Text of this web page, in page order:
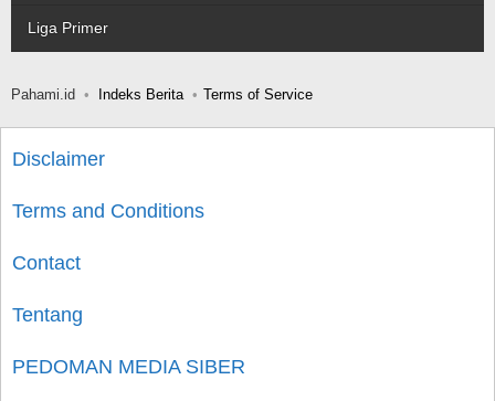
Liga Primer
Pahami.id Indeks Berita Terms of Service
Disclaimer
Terms and Conditions
Contact
Tentang
PEDOMAN MEDIA SIBER